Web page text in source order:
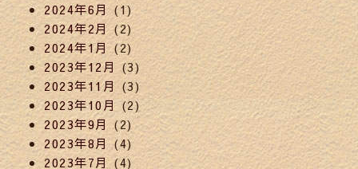
2024年6月(1)
2024年2月(2)
2024年1月(2)
2023年12月 (3)
2023年11月(3)
2023年10月 (2)
2023年9月 (2)
2023年8月 (4)
2023年7月 (4)